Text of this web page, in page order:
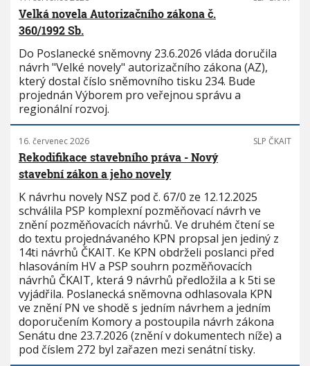
Velká novela Autorizačního zákona č.
360/1992 Sb.
Do Poslanecké sněmovny 23.6.2026 vláda doručila
návrh "Velké novely" autorizačního zákona (AZ),
který dostal číslo sněmovního tisku 234. Bude
projednán Výborem pro veřejnou správu a
regionální rozvoj.
16. červenec 2026 SLP ČKAIT
Rekodifikace stavebního práva - Nový
stavební zákon a jeho novely
K návrhu novely NSZ pod č. 67/0 ze 12.12.2025
schválila PSP komplexní pozměňovací návrh ve
znění pozměňovacích návrhů. Ve druhém čtení se
do textu projednávaného KPN propsal jen jediný z
14ti návrhů ČKAIT. Ke KPN obdrželi poslanci před
hlasováním HV a PSP souhrn pozměňovacích
návrhů ČKAIT, která 9 návrhů předložila a k 5ti se
vyjádřila. Poslanecká sněmovna odhlasovala KPN
ve znění PN ve shodě s jedním návrhem a jedním
doporučením Komory a postoupila návrh zákona
Senátu dne 23.7.2026 (znění v dokumentech níže) a
pod číslem 272 byl zařazen mezi senátní tisky.